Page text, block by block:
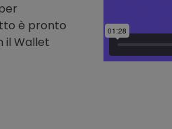
è pronto
il Wallet